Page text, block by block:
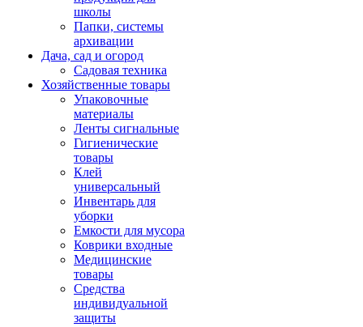
школы
Папки, системы
архивации
Дача, сад и огород
Садовая техника
Хозяйственные товары
Упаковочные
материалы
Ленты сигнальные
Гигиенические
товары
Клей
универсальный
Инвентарь для
уборки
Емкости для мусора
Коврики входные
Медицинские
товары
Средства
индивидуальной
защиты